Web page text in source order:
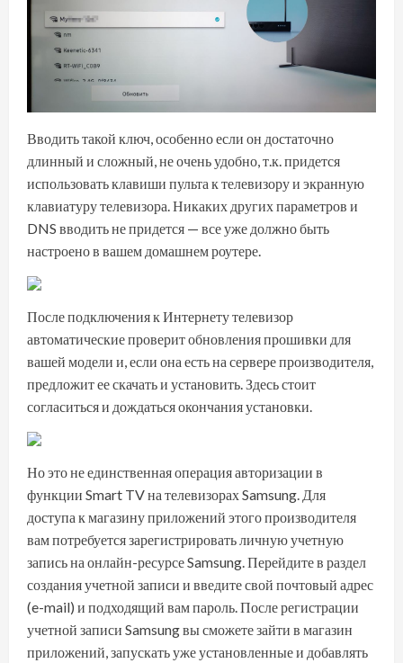
Вводить такой ключ, особенно если он достаточно
длинный и сложный, не очень удобно, т.к. придется
использовать клавиши пульта к телевизору и экранную
клавиатуру телевизора. Никаких других параметров и
DNS вводить не придется — все уже должно быть
настроено в вашем домашнем роутере.
После подключения к Интернету телевизор
автоматические проверит обновления прошивки для
вашей модели и, если она есть на сервере производителя,
предложит ее скачать и установить. Здесь стоит
согласиться и дождаться окончания установки.
Но это не единственная операция авторизации в
функции Smart TV на телевизорах Samsung. Для
доступа к магазину приложений этого производителя
вам потребуется зарегистрировать личную учетную
запись на онлайн-ресурсе Samsung. Перейдите в раздел
создания учетной записи и введите свой почтовый адрес
(e-mail) и подходящий вам пароль. После регистрации
учетной записи Samsung вы сможете зайти в магазин
приложений, запускать уже установленные и добавлять